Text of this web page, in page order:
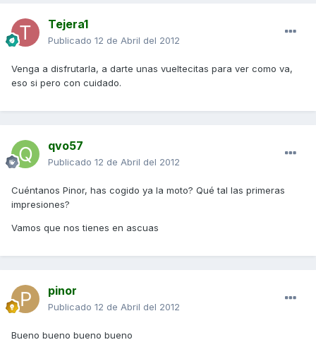
Tejera1
Publicado 12 de Abril del 2012
Venga a disfrutarla, a darte unas vueltecitas para ver como va,
eso si pero con cuidado.
qvo57
Publicado 12 de Abril del 2012
Cuéntanos Pinor, has cogido ya la moto? Qué tal las primeras
impresiones?
Vamos que nos tienes en ascuas
pinor
Publicado 12 de Abril del 2012
Bueno bueno bueno bueno